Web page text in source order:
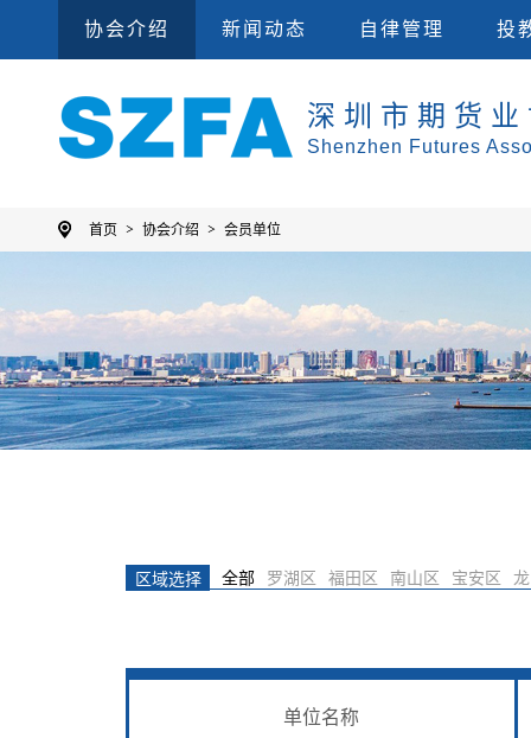
协会介绍
新闻动态
自律管理
投
深圳市期货
Shenzhen Futures
首页 协会介绍 会员单位
区域选择 全部 罗湖区 福田区 南山区 宝安区
单位名称